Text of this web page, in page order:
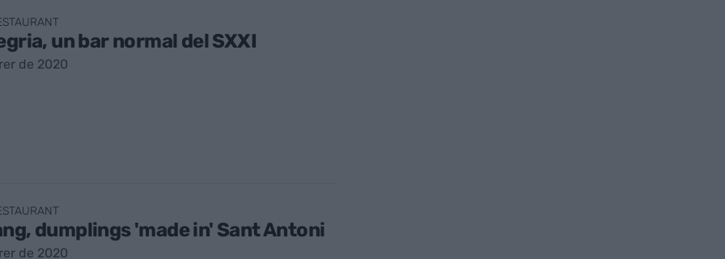
un bar normal del SXXI
de 2020
dumplings 'made in' Sant Antoni
de 2020